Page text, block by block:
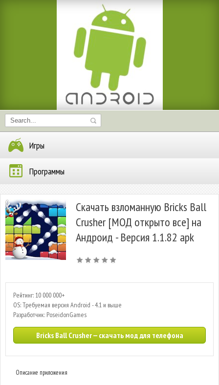
Игры
Программы
Скачать взломанную Bricks Ball
Crusher [МОД открыто все] на
Андроид - Версия 1.1.82 apk
Рейтинг: 10 000 000+
OS: Требуемая версия Android - 4.1 и выше
Разработчик: PoseidonGames
Bricks Ball Crusher — скачать мод для телефона
Описание приложения